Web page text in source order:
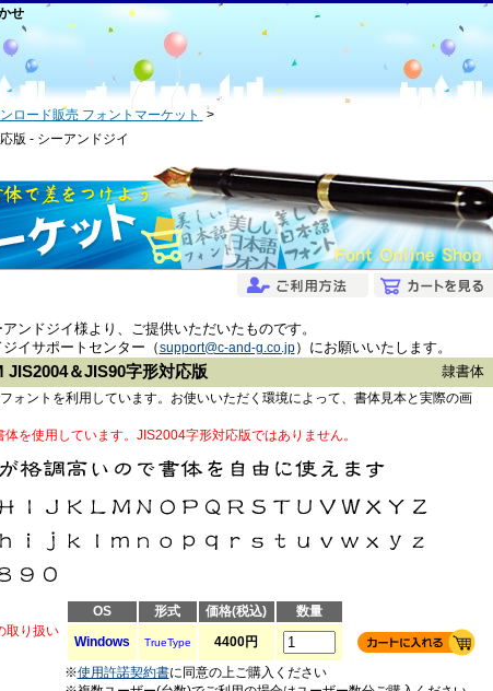
せ
ロード販売 フォントマーケット
版 - シーアンドジイ
ンドジイ様より、ご提供いただいたものです。
イサポートセンター（support@c-and-g.co.jp）にお願いいたします。
＆JIS90字形対応版 隷書体
ォントを利用しています。お使いいただく環境によって、書体見本と実際の画
を使用しています。JIS2004字形対応版ではありません。
取り扱い
OS 形式 価格(税込)
数量
Windows
TrueType
4400円
※使用許諾契約書に同意の上ご購入ください